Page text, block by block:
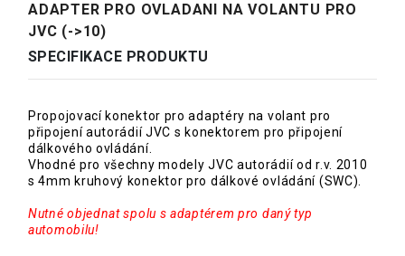
ADAPTER PRO OVLADANI NA VOLANTU PRO
JVC (->10)
SPECIFIKACE PRODUKTU
Propojovací konektor pro adaptéry na volant pro
připojení autorádií JVC s konektorem pro připojení
dálkového ovládání.
Vhodné pro všechny modely JVC autorádií od r.v. 2010
s 4mm kruhový konektor pro dálkové ovládání (SWC).
Nutné objednat spolu s adaptérem pro daný typ
automobilu!